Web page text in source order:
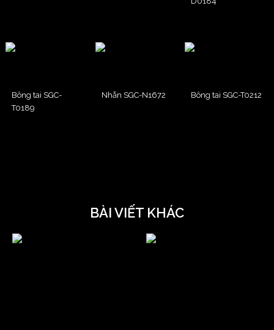
Bông tai SGC-
T0189
Nhẫn SGC-N1672 Bông tai SGC-T0212
BÀI VIẾT KHÁC